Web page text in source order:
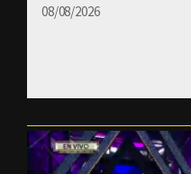
08/08/2026